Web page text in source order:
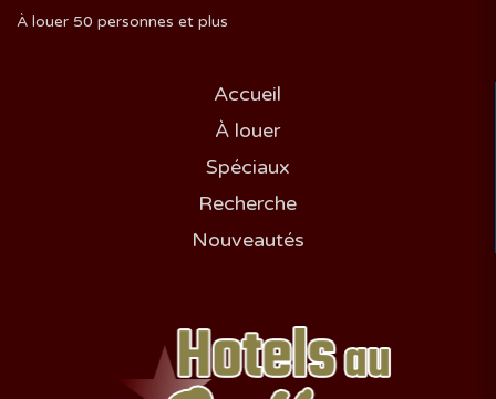
À louer 50 personnes et plus
Accueil
À louer
Spéciaux
Recherche
Nouveautés